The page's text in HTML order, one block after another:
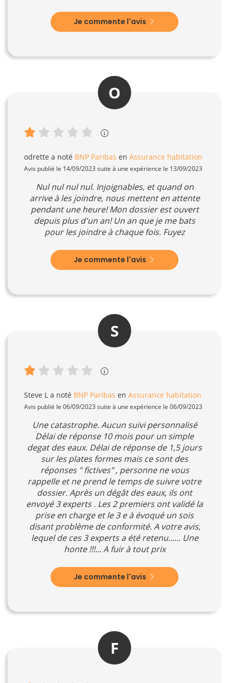
Je commente l'avis
O
odrette a noté BNP Paribas en Assurance habitation
Avis publié le 14/09/2023 suite à une expérience le 13/09/2023
Nul nul nul nul. Injoignables, et quand on
arrive à les joindre, nous mettent en attente
pendant une heure! Mon dossier est ouvert
depuis plus d'un an! Un an que je me bats
pour les joindre à chaque fois. Fuyez
Je commente l'avis
S
Steve L a noté BNP Paribas en Assurance habitation
Avis publié le 06/09/2023 suite à une expérience le 06/09/2023
Une catastrophe. Aucun suivi personnalisé
Délai de réponse 10 mois pour un simple
degat des eaux. Délai de réponse de 1,5 jours
sur les plates formes mais ce sont des
réponses " fictives" , personne ne vous
rappelle et ne prend le temps de suivre votre
dossier. Après un dégât des eaux, ils ont
envoyé 3 experts . Les 2 premiers ont validé la
prise en charge et le 3 e à évoqué un sois
disant problème de conformité. A votre avis,
lequel de ces 3 experts a été retenu...... Une
honte !!!... A fuir à tout prix
Je commente l'avis
F